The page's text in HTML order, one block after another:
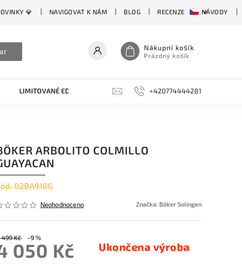
💎 NAVIGOVAT K NÁM BLOG RECENZE NÁVODY
Nákupní košík
Prázdný košík
LIMITOVANÉ EDICE BROUSKY, BRUSKY, OCÍLKY
+420774444281
ARBOLITO COLMILLO
02BA918G
Neohodnoceno Značka: Böker Solingen
Kč –9 %
050 Kč Ukončena výroba